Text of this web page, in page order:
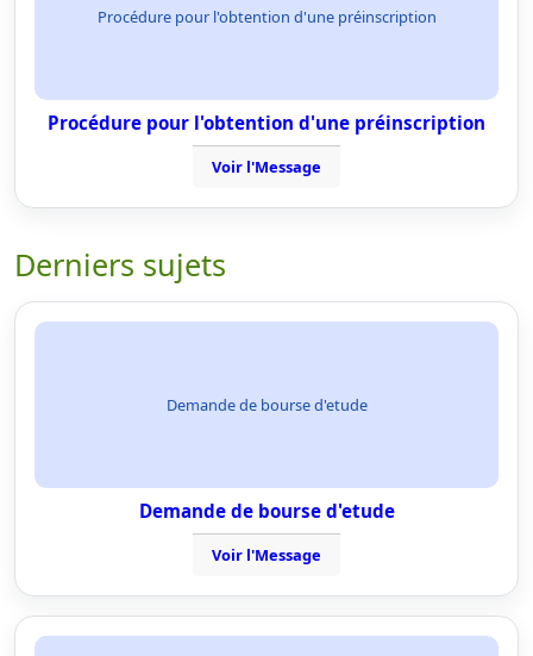
Procédure pour l'obtention d'une préinscription
Procédure pour l'obtention d'une préinscription
Voir l'Message
Derniers sujets
Demande de bourse d'etude
Demande de bourse d'etude
Voir l'Message